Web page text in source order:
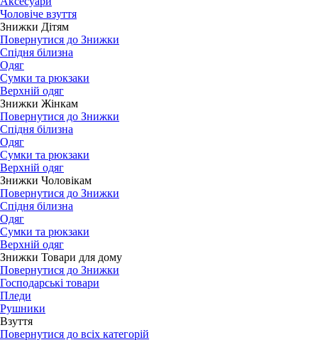
Чоловіче взуття
Знижки Дітям
Повернутися до Знижки
Спідня білизна
Одяг
Сумки та рюкзаки
Верхній одяг
Знижки Жінкам
Повернутися до Знижки
Спідня білизна
Одяг
Сумки та рюкзаки
Верхній одяг
Знижки Чоловікам
Повернутися до Знижки
Спідня білизна
Одяг
Сумки та рюкзаки
Верхній одяг
Знижки Товари для дому
Повернутися до Знижки
Господарські товари
Пледи
Рушники
Взуття
Повернутися до всіх категорій